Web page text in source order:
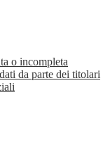
o incompleta
da parte dei titolari